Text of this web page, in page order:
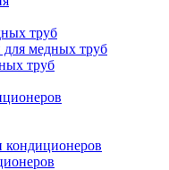
труб
медных труб
труб
кондиционеров